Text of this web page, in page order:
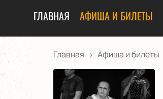
ГЛАВНАЯ АФИША И БИЛЕТЫ
Главная Афиша и билеты